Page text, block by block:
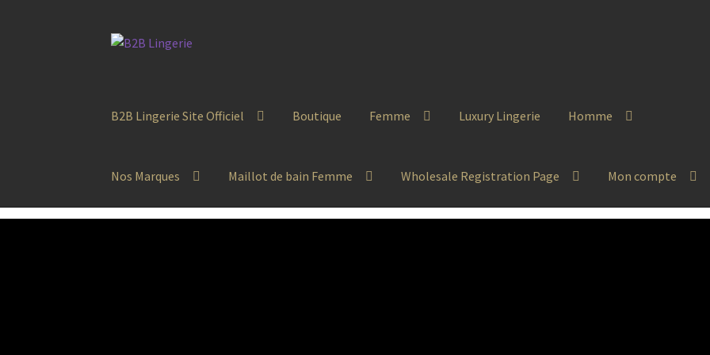
Aller
Aller
B2B Lingerie Site Officiel Boutique Femme Luxury Lingerie Homme
Nos Marques Maillot de bain Femme Wholesale Registration Page Mon compte